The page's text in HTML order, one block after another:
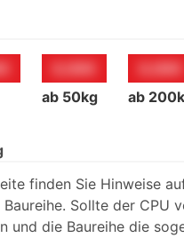
ab 50kg
ab
finden Sie Hinweise
Sollte der CPU
und die Baureihe die